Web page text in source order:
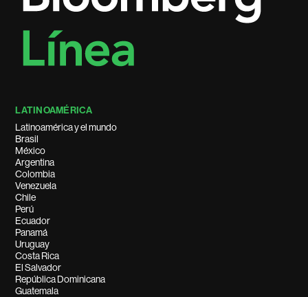
LATINOAMÉRICA
Latinoamérica y el mundo
Brasil
México
Argentina
Colombia
Venezuela
Chile
Perú
Ecuador
Panamá
Uruguay
Costa Rica
El Salvador
República Dominicana
Guatemala